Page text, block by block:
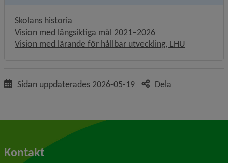
Skolans historia
Vision med långsiktiga mål 2021–2026
Vision med lärande för hållbar utveckling, LHU
Sidan uppdaterades 2026-05-19 Dela
Kontakt